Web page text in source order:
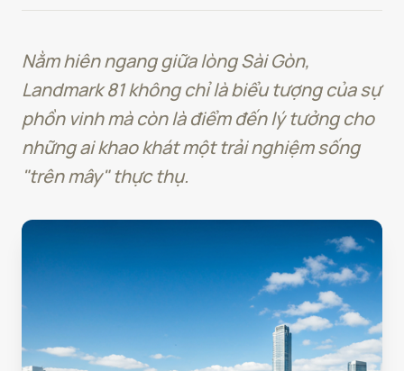
Nằm hiên ngang giữa lòng Sài Gòn,
Landmark 81 không chỉ là biểu tượng của sự
phồn vinh mà còn là điểm đến lý tưởng cho
những ai khao khát một trải nghiệm sống
"trên mây" thực thụ.